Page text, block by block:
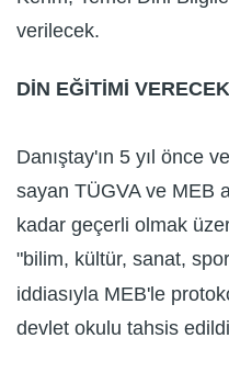
verilecek.
DİN EĞİTİMİ
Danıştay'ın 5 yıl önce
sayan TÜGVA ve MEB
kadar geçerli olmak
"bilim, kültür, sanat,
iddiasıyla MEB'le
devlet okulu tahsis